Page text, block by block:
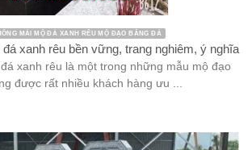
MÁI MỘ ĐÁ XANH RÊU MỘ ĐẠO BẰNG ĐÁ
xanh rêu bền vững, trang nghiêm, ý nghĩa
xanh rêu là một trong những mẫu mộ đạo
được rất nhiều khách hàng ưu ...